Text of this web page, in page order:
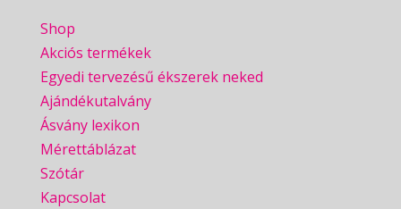
Shop
Akciós termékek
Egyedi tervezésű ékszerek neked
Ajándékutalvány
Ásvány lexikon
Mérettáblázat
Szótár
Kapcsolat